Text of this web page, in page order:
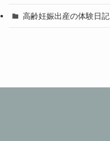
高齢妊娠出産の体験日記